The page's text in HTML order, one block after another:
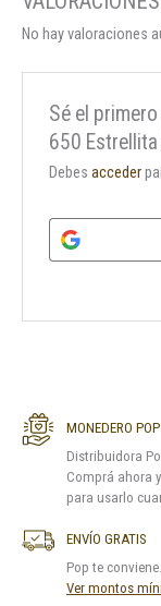
No hay valoraciones
Sé el
650
Debesacceder
MONEDERO POP
Distribuidora
Comprá ahora
para usarlo
ENVÍO GRATIS
Pop te
Ver montos